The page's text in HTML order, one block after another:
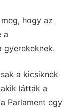
hogy az
a
gyerekeknek.
a kicsiknek
látták a
Parlament egy